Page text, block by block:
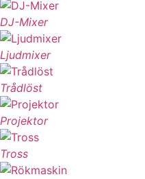
DJ-Mixer
Ljudmixer
Trådlöst
Projektor
Tross